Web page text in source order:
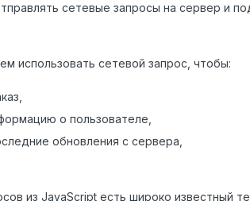
сетевые запросы на сервер и
использовать сетевой запрос, чтобы:
о пользователе,
обновления с сервера,
из JavaScript есть широко известный